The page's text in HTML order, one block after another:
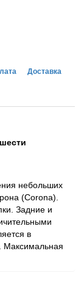
Доставка
небольших
(Corona).
Задние и
в
Максимальная